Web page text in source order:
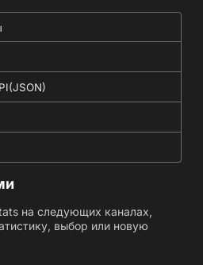
на следующих каналах,
выбор или новую